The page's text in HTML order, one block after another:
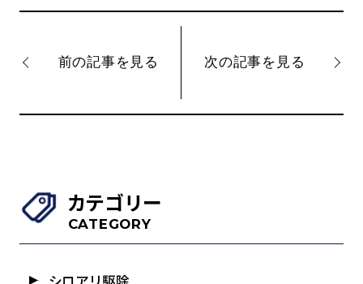
前の記事を見る 次の記事を見る
カテゴリー
CATEGORY